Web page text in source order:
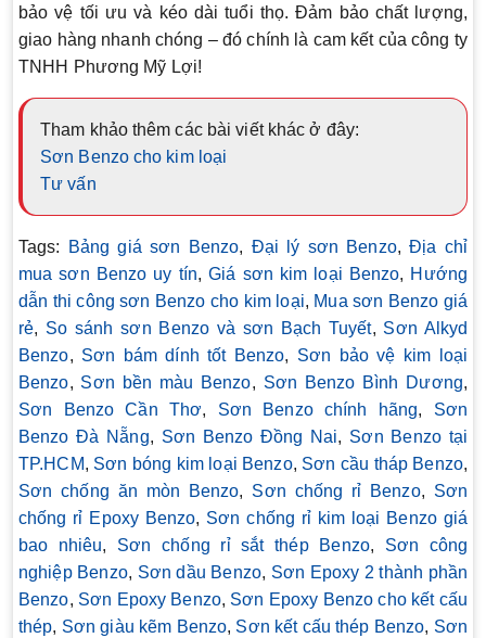
bảo vệ tối ưu và kéo dài tuổi thọ. Đảm bảo chất lượng,
giao hàng nhanh chóng – đó chính là cam kết của công ty
TNHH Phương Mỹ Lợi!
Tham khảo thêm các bài viết khác ở đây:
Sơn Benzo cho kim loại
Tư vấn
Tags: Bảng giá sơn Benzo, Đại lý sơn Benzo,Địa chỉ
mua sơn Benzo uy tín,Giá sơn kim loại Benzo, Hướng
dẫn thi công sơn Benzo cho kim loại, Mua sơn Benzo giá
rẻ, So sánh sơn Benzo và sơn Bạch Tuyết, Sơn Alkyd
Benzo, Sơn bám dính tốt Benzo, Sơn bảo vệ kim loại
Benzo, Sơn bền màu Benzo, Sơn Benzo Bình Dương,
Sơn Benzo Cần Thơ, Sơn Benzo chính hãng, Sơn
Benzo Đà Nẵng, Sơn Benzo Đồng Nai, Sơn Benzo tại
TP.HCM, Sơn bóng kim loại Benzo, Sơn cầu tháp Benzo,
Sơn chống ăn mòn Benzo, Sơn chống rỉ Benzo, Sơn
chống rỉ Epoxy Benzo, Sơn chống rỉ kim loại Benzo giá
bao nhiêu, Sơn chống rỉ sắt thép Benzo, Sơn công
nghiệp Benzo, Sơn dầu Benzo, Sơn Epoxy 2 thành phần
Benzo, Sơn Epoxy Benzo, Sơn Epoxy Benzo cho kết cấu
thép, Sơn giàu kẽm Benzo, Sơn kết cấu thép Benzo, Sơn